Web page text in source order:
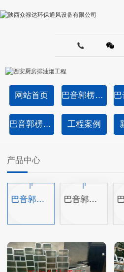
网站首页 巴音郭楞通风管道加工-共板法兰风管成品
巴音郭楞产品中心 工程案例
产品中心
巴音郭楞共板法兰风管半成品 巴音郭楞成品角铁法兰风管